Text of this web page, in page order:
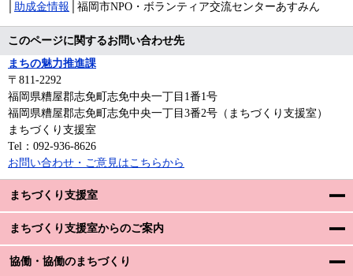
まちづくり支援室
まちづくり支援室からのご案内
協働・協働のまちづくり
助成金情報 │福岡市NPO・ボランティア交流センターあすみん
このページに関するお問い合わせ先
まちの魅力推進課
〒811-2292
福岡県糟屋郡志免町志免中央一丁目1番1号
福岡県糟屋郡志免町志免中央一丁目3番2号（まちづくり支援室）
まちづくり支援室
Tel：092-936-8626
お問い合わせ・ご意見はこちらから